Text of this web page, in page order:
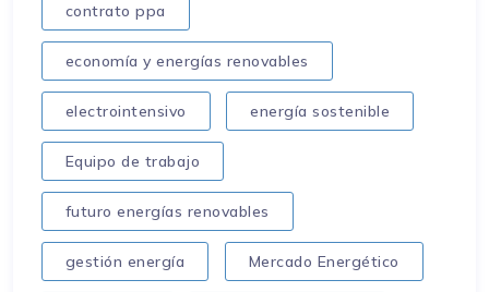
contrato ppa
economía y energías renovables
electrointensivo energía sostenible
Equipo de trabajo
futuro energías renovables
gestión energía Mercado Energético